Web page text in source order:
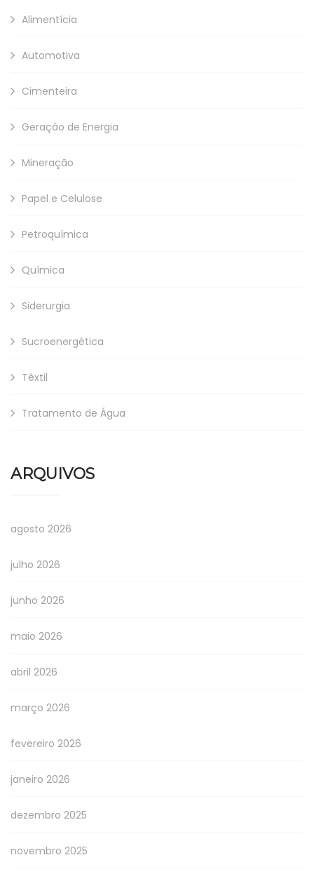
Alimentícia
Automotiva
Cimenteira
Geração de Energia
Mineração
Papel e Celulose
Petroquímica
Química
Siderurgia
Sucroenergética
Têxtil
Tratamento de Água
ARQUIVOS
agosto 2026
julho 2026
junho 2026
maio 2026
abril 2026
março 2026
fevereiro 2026
janeiro 2026
dezembro 2025
novembro 2025